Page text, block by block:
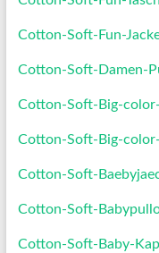
Cotton-Soft-Fun-
Cotton-Soft-Damen-
Cotton-Soft-Big-
Cotton-Soft-Big-
Cotton-Soft-
Cotton-Soft-
Cotton-Soft-Baby-